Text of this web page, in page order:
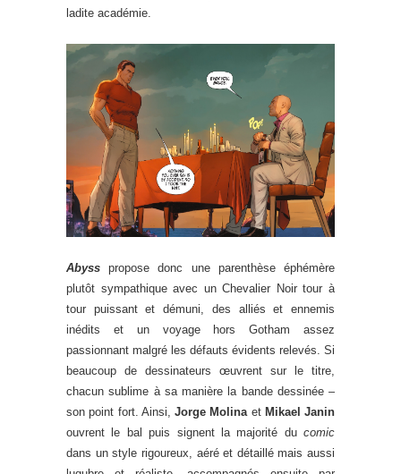
ladite académie.
Abyss propose donc une parenthèse éphémère
plutôt sympathique avec un Chevalier Noir tour à
tour puissant et démuni, des alliés et ennemis
inédits et un voyage hors Gotham assez
passionnant malgré les défauts évidents relevés. Si
beaucoup de dessinateurs œuvrent sur le titre,
chacun sublime à sa manière la bande dessinée –
son point fort. Ainsi, Jorge Molina et Mikael Janin
ouvrent le bal puis signent la majorité du comic
dans un style rigoureux, aéré et détaillé mais aussi